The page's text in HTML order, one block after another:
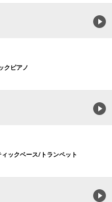
クピアノ
ックベース/トランペット